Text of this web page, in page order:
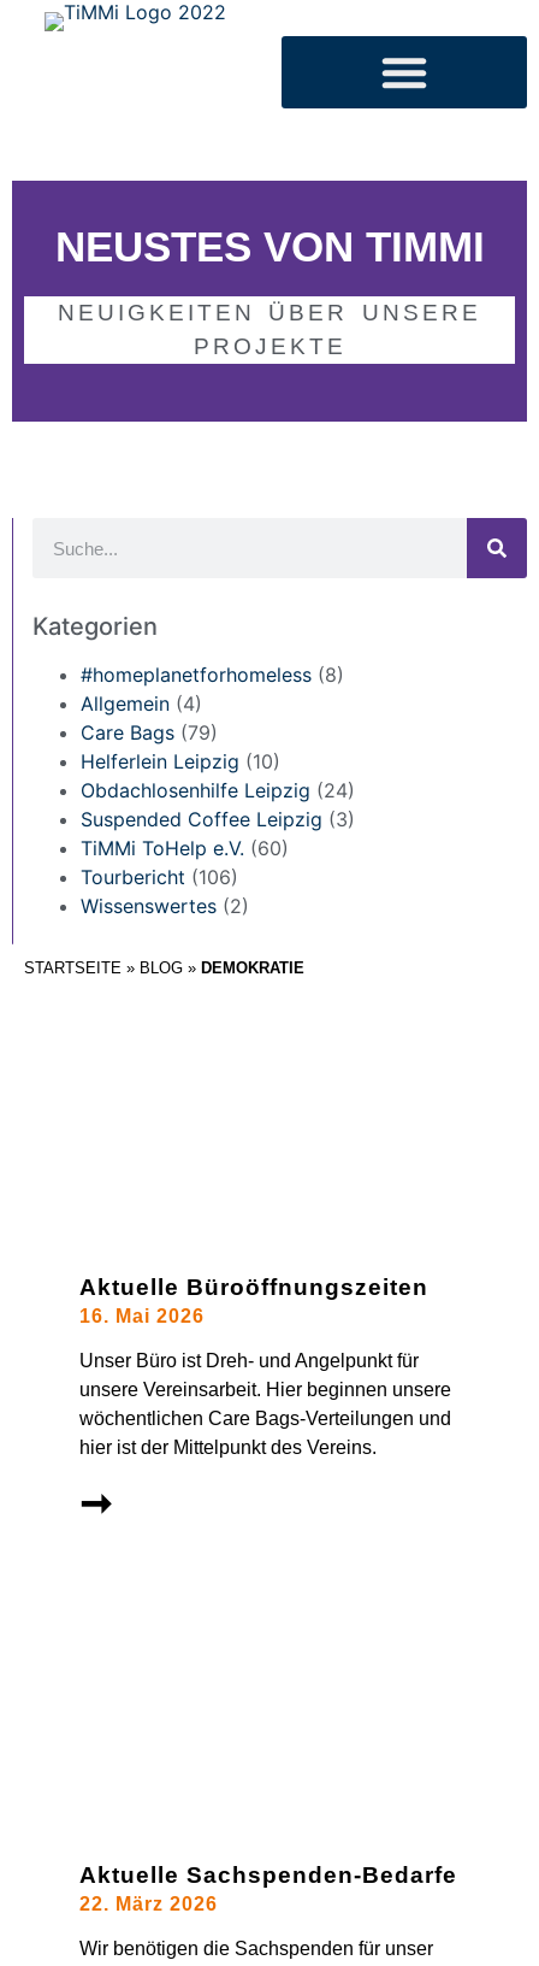
NEUSTES VON TIMMI
NEUIGKEITEN ÜBER UNSERE
PROJEKTE
STARTSEITE » BLOG » DEMOKRATIE
Aktuelle Büroöffnungszeiten
16. Mai 2026
Unser Büro ist Dreh- und Angelpunkt für
unsere Vereinsarbeit. Hier beginnen unsere
wöchentlichen Care Bags-Verteilungen und
hier ist der Mittelpunkt des Vereins.
➞
Aktuelle Sachspenden-Bedarfe
22. März 2026
Wir benötigen die Sachspenden für unser
Kategorien
#homeplanetforhomeless (8)
Allgemein (4)
Care Bags (79)
Helferlein Leipzig (10)
Obdachlosenhilfe Leipzig (24)
Suspended Coffee Leipzig (3)
TiMMi ToHelp e.V. (60)
Tourbericht (106)
Wissenswertes (2)